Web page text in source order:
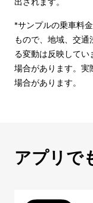
*サンプルの乗車料
もので、地域、交通
る変動は反映してい
場合があります。実
場合があります。
アプリで